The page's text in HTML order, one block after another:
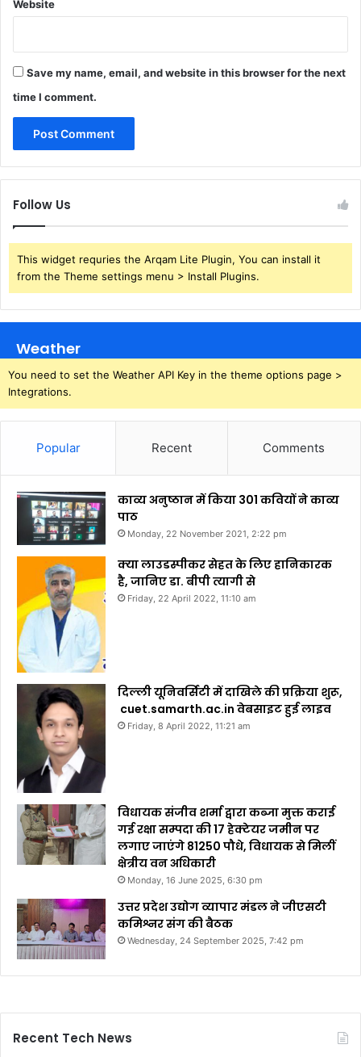
Website
Save my name, email, and website in this browser for the next
time I comment.
Follow Us
This widget requries the Arqam Lite Plugin, You can install it
from the Theme settings menu > Install Plugins.
Weather
You need to set the Weather API Key in the theme options page >
Integrations.
Popular Recent Comments
काव्य अनुष्ठान में किया 301 कवियों ने काव्य
पाठ
Monday, 22 November 2021, 2:22 pm
क्या लाउडस्पीकर सेहत के लिए हानिकारक
है, जानिए डा. बीपी त्यागी से
Friday, 22 April 2022, 11:10 am
दिल्ली यूनिवर्सिटी में दाखिले की प्रक्रिया शुरू,
cuet.samarth.ac.in वेबसाइट हुई लाइव
Friday, 8 April 2022, 11:21 am
विधायक संजीव शर्मा द्वारा कब्जा मुक्त कराई
गई रक्षा सम्पदा की 17 हेक्टेयर जमीन पर
लगाए जाएंगे 81250 पौधे, विधायक से मिलीं
क्षेत्रीय वन अधिकारी
Monday, 16 June 2025, 6:30 pm
उत्तर प्रदेश उद्योग व्यापार मंडल ने जीएसटी
कमिश्नर संग की बैठक
Wednesday, 24 September 2025, 7:42 pm
Recent Tech News